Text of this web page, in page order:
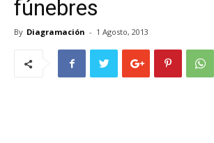
fúnebres
By Diagramación - 1 Agosto, 2013